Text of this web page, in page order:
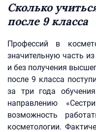
Сколько
после 9 класса
Профессий в
значительную часть
и без получения
после 9 класса
за три года
направлению
возможность
косметологии.